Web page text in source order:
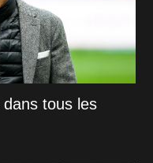
tous les